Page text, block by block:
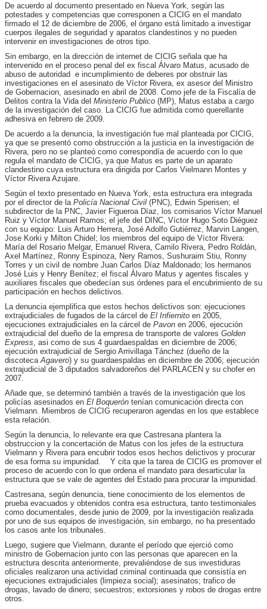
De acuerdo al documento presentado en Nueva York, según las
potestades y competencias que corresponen a CICIG en el mandato
firmado el 12 de diciembre de 2006, el órgano está limitado a investigar
cuerpos ilegales de seguridad y aparatos clandestinos y no pueden
intervenir en investigaciones de otros tipo.
Sin embargo, en la dirección de internet de CICIG señala que ha
intervenido en el proceso penal del ex fiscal Álvaro Matus, acusado de
abuso de autoridad e incumplimiento de deberes por obstruir las
investigaciones en el asesinato de Víctor Rivera, ex asesor del Ministro
de Gobernacion, asesinado en abril de 2008. Como jefe de la Fiscalía de
Delitos contra la Vida del Ministerio Publico (MP), Matus estaba a cargo
de la investigación del caso. La CICIG fue admitida como querellante
adhesiva en febrero de 2009.
De acuerdo a la denuncia, la investigación fue mal planteada por CICIG,
ya que se presentó como obstrucción a la justicia en la investigación de
Rivera, pero no se planteó como correspondía de acuerdo con lo que
regula el mandato de CICIG, ya que Matus es parte de un aparato
clandestino cuya estructura era dirigida por Carlos Vielmann Montes y
Víctor Rivera Azujare.
Según el texto presentado en Nueva York, esta estructura era integrada
por el director de la Policía Nacional Civil (PNC), Edwin Sperisen; el
subdirector de la PNC, Javier Figueroa Díaz, los comisarios Víctor Manuel
Ruiz y Víctor Manuel Ramos; el jefe del DINC, Víctor Hugo Soto Diéguez
con su equipo: Luis Arturo Herrera, José Adolfo Gutiérrez, Marvin Langen,
Jose Korki y Milton Chidel; los miembros del equipo de Víctor Rivera:
María del Rosario Melgar, Emanuel Rivera, Camilo Rivera, Pedro Roldán,
Axel Martínez, Ronny Espinoza, Nery Ramos, Sushuraim Stiu, Ronny
Torres y un civil de nombre Juan Carlos Díaz Maldonado; los hermanos
José Luis y Henry Benítez; el fiscal Álvaro Matus y agentes fiscales y
auxiliares fiscales que obedecían sus órdenes para el encubrimiento de su
participación en hechos delictivos.
La denuncia ejemplifica que estos hechos delictivos son: ejecuciones
extrajudiciales de fugados de la cárcel de El Infiernito en 2005,
ejecuciones extrajudiciales en la cárcel de Pavon en 2006, ejecución
extrajudicial del dueño de la empresa de transporte de valores Golden
Express , asi como de sus 4 guardaespaldas en diciembre de 2006;
ejecución extrajudicial de Sergio Arrivillaga Tánchez (dueño de la
discoteca Agavero) y su guardaespaldas en diciembre de 2006; ejecución
extrajudicial de 3 diputados salvadoreños del PARLACEN y su chofer en
2007.
Añade que, se determinó también a través de la investigación que los
policías asesinados en El Boquerón tenían comunicación directa con
Vielmann. Miembros de CICIG recuperaron agendas en los que establece
esta relación.
Según la denuncia, lo relevante era que Castresana plantera la
obstruccion y la concertación de Matus con los jefes de la estructura
Vielmann y Rivera para encubrir todos esos hechos delictivos y procurar
de esa forma su impunidad. Y cita que la tarea de CICIG es promover el
proceso de acuerdo con lo que ordena el mandato para desarticular la
estructura que se vale de agentes del Estado para procurar la impunidad.
Castresana, según denuncia, tiene conocimiento de los elementos de
prueba evacuados y obtenidos contra esa estructura, tanto testimoniales
como documentales, desde junio de 2009, por la investigación realizada
por uno de sus equipos de investigación, sin embargo, no ha presentado
los casos ante los tribunales.
Luego, sugiere que Vielmann, durante el período que ejerció como
ministro de Gobernacion junto con las personas que aparecen en la
estructura descrita anteriormente, prevaliéndose de sus investiduras
oficiales realizaron una actividad criminal continuada que consistía en
ejecuciones extrajudiciales (limpieza social); asesinatos; trafico de
drogas, lavado de dinero; secuestros; extorsiones y robos de drogas entre
otros.